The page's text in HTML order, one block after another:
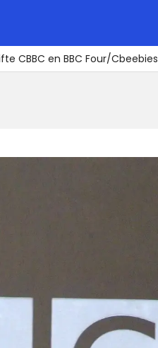
CBBC en BBC Four/Cbeebies